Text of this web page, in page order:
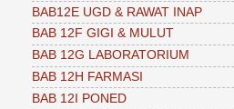
BAB12E UGD & RAWAT INAP
BAB 12F GIGI & MULUT
BAB 12G LABORATORIUM
BAB 12H FARMASI
BAB 12I PONED